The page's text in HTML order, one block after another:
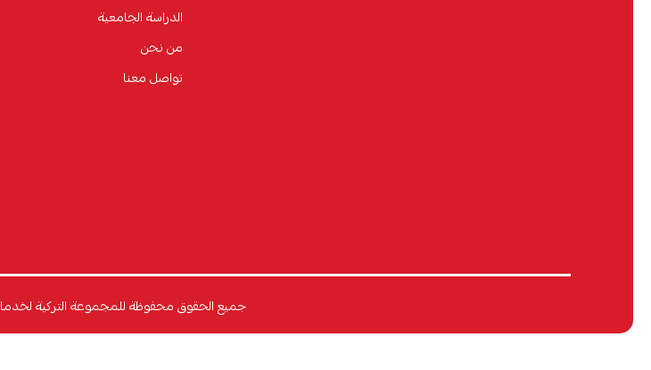
الدراسة الجامعية
من نحن
تواصل معنا
جميع الحقوق محفوظة للمجموعة التركية لخدمات